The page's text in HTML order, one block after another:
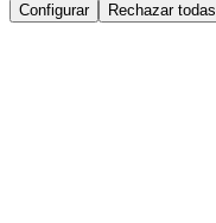
Configurar Rechazar todas